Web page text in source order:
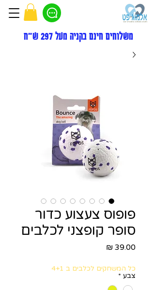
משלוחים חינם בקניה מעל 297 ש"ח
פופוס צעצוע כדור
סופר קופצני לכלבים
כל המשחקים לכלבים ב 4+1
צבע *